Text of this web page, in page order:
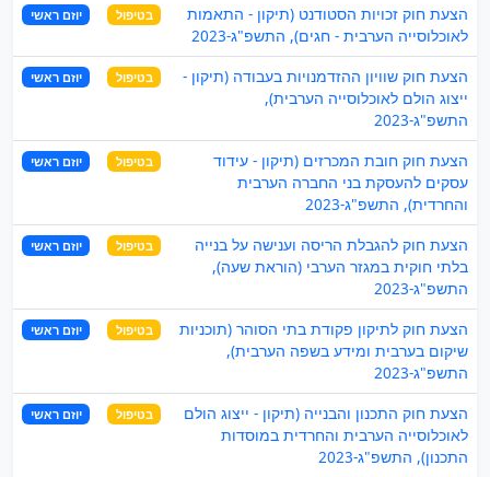
הצעת חוק זכויות הסטודנט (תיקון - התאמות
לאוכלוסייה הערבית - חגים), התשפ"ג-2023
בטיפול יוזם ראשי
הצעת חוק שוויון ההזדמנויות בעבודה (תיקון -
ייצוג הולם לאוכלוסייה הערבית),
התשפ"ג-2023
בטיפול יוזם ראשי
הצעת חוק חובת המכרזים (תיקון - עידוד
עסקים להעסקת בני החברה הערבית
והחרדית), התשפ"ג-2023
בטיפול יוזם ראשי
הצעת חוק להגבלת הריסה וענישה על בנייה
בלתי חוקית במגזר הערבי (הוראת שעה),
התשפ"ג-2023
בטיפול יוזם ראשי
הצעת חוק לתיקון פקודת בתי הסוהר (תוכניות
שיקום בערבית ומידע בשפה הערבית),
התשפ"ג-2023
בטיפול יוזם ראשי
הצעת חוק התכנון והבנייה (תיקון - ייצוג הולם
לאוכלוסייה הערבית והחרדית במוסדות
התכנון), התשפ"ג-2023
בטיפול יוזם ראשי